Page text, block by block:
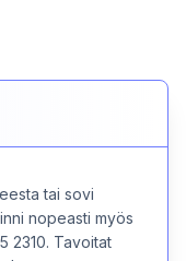
tai sovi
nopeasti myös
2310. Tavoitat